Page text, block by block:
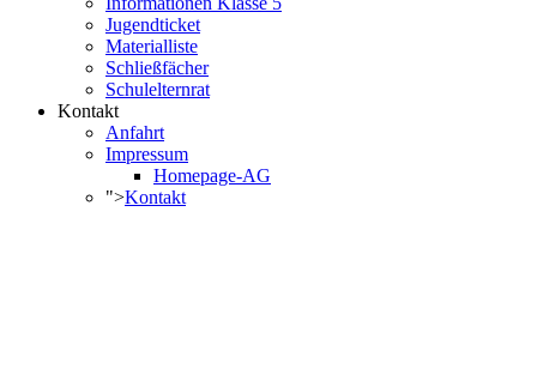
Jugendticket
Materialliste
Schließfächer
Schulelternrat
Kontakt
Anfahrt
Impressum
Homepage-AG
">Kontakt